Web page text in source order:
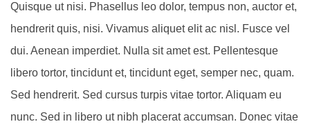
Quisque ut nisi. Phasellus leo dolor, tempus non, auctor et,
hendrerit quis, nisi. Vivamus aliquet elit ac nisl. Fusce vel
dui. Aenean imperdiet. Nulla sit amet est. Pellentesque
libero tortor, tincidunt et, tincidunt eget, semper nec, quam.
Sed hendrerit. Sed cursus turpis vitae tortor. Aliquam eu
nunc. Sed in libero ut nibh placerat accumsan. Donec vitae